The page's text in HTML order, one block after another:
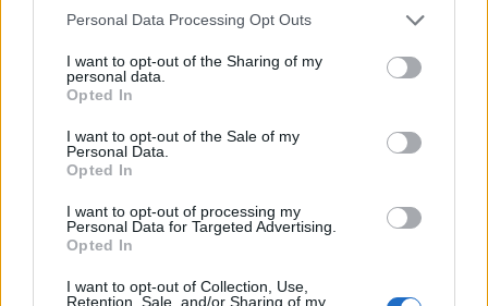
Personal Data Processing Opt Outs
I want to opt-out of the Sharing of my
personal data.
Opted In
I want to opt-out of the Sale of my
Personal Data.
Opted In
I want to opt-out of processing my
Personal Data for Targeted Advertising.
Opted In
I want to opt-out of Collection, Use,
Retention, Sale, and/or Sharing of my
un’ampia varietà di prestiti, ma non ci sono
Il risparmio sull’istruzione viene al secondo
posto.Risparmia per le tasse universitarie dei
tuoi figli. Prendi in considerazione l’opportunità di
usufruire di piani di accumulo, che consentono di
Diversificare nel tempo sui mercati azionari
permette di costruire somme importanti anche
partendo da piccoli versamenti.